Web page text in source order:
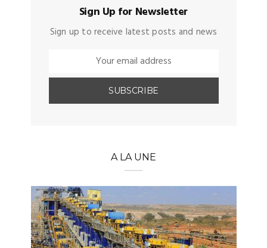
Sign Up for Newsletter
Sign up to receive latest posts and news
A LA UNE